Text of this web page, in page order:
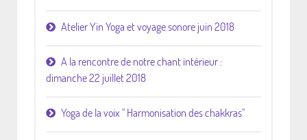
Atelier Yin Yoga et voyage sonore juin 2018
A la rencontre de notre chant intérieur :
dimanche 22 juillet 2018
Yoga de la voix " Harmonisation des chakkras"